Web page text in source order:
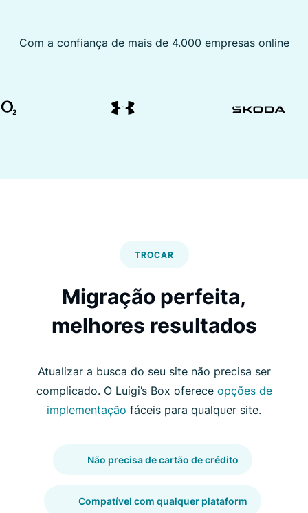
Com a confiança de mais de 4.000 empresas online
TROCAR
Migração perfeita,
melhores resultados
Atualizar a busca do seu site não precisa ser
complicado. O Luigi’s Box oferece opções de
implementação fáceis para qualquer site.
Não precisa de cartão de crédito
Compatível com qualquer plataform